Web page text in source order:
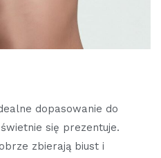
dopasowanie do
się prezentuje.
zbierają biust i